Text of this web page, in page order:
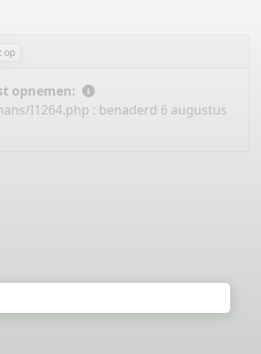
op
opnemen:
I1264.php : benaderd 6 augustus